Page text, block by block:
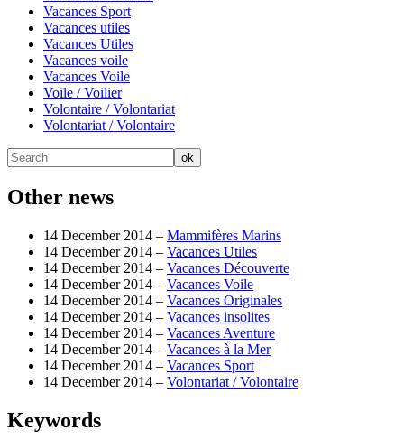
Vacances Sport
Vacances utiles
Vacances Utiles
Vacances voile
Vacances Voile
Voile / Voilier
Volontaire / Volontariat
Volontariat / Volontaire
Other news
14 December 2014 – Mammifères Marins
14 December 2014 – Vacances Utiles
14 December 2014 – Vacances Découverte
14 December 2014 – Vacances Voile
14 December 2014 – Vacances Originales
14 December 2014 – Vacances insolites
14 December 2014 – Vacances Aventure
14 December 2014 – Vacances à la Mer
14 December 2014 – Vacances Sport
14 December 2014 – Volontariat / Volontaire
Keywords